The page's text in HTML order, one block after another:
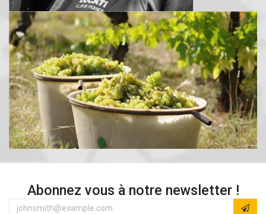
Abonnez vous à notre newsletter !